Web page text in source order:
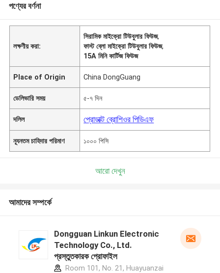
পণ্যের বর্ণনা
লক্ষণীয় করা:
সিরামিক মাইক্রো টিউবুলার ফিউজ,
ফাস্ট ব্লো মাইক্রো টিউবুলার ফিউজ,
15A মিনি কার্টিজ ফিউজ
Place of Origin China DongGuang
ডেলিভারি সময় ৫-৭ দিন
দলিল প্রোডাক্ট ব্রোশিওর পিডিএফ
ন্যূনতম চাহিদার পরিমাণ ১০০০ পিসি
আরো দেখুন
আমাদের সম্পর্কে
Dongguan Linkun Electronic
Technology Co., Ltd.
প্রস্তুতকারক প্রোফাইল
Room 101, No. 21, Huayuanzai